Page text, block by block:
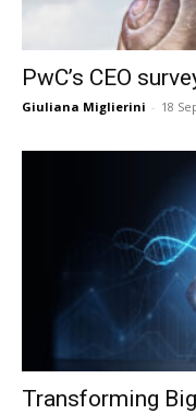
PwC’s CEO
Giuliana Miglierini - 18
Transforming